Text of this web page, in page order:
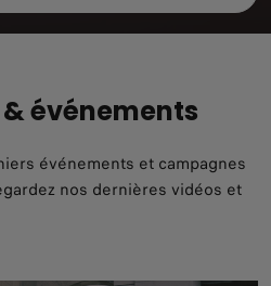
événements
événements et campagnes
nos dernières vidéos et